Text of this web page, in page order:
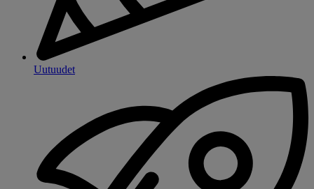
Uutuudet